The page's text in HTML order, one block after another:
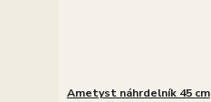
Ametyst náhrdelník 45 cm